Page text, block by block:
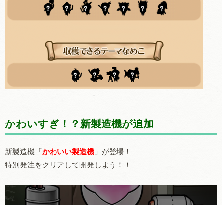
かわいすぎ！？新製造機が追加
新製造機「かわいい製造機 」が登場！
特別発注をクリアして開発しよう！！